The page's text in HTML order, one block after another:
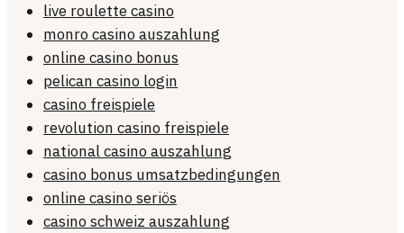
live roulette casino
monro casino auszahlung
online casino bonus
pelican casino login
casino freispiele
revolution casino freispiele
national casino auszahlung
casino bonus umsatzbedingungen
online casino seriös
casino schweiz auszahlung